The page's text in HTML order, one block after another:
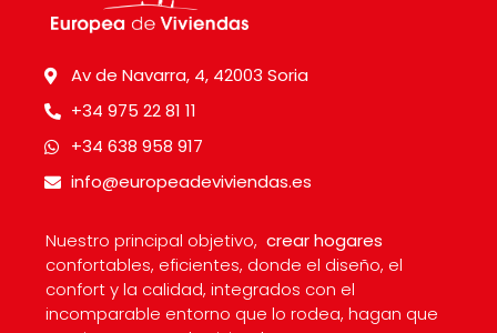
Av de Navarra, 4, 42003 Soria
+34 975 22 81 11
+34 638 958 917
info@europeadeviviendas.es
Nuestro principal objetivo, crear hogares
confortables, eficientes, donde el diseño, el
confort y la calidad, integrados con el
incomparable entorno que lo rodea, hagan que